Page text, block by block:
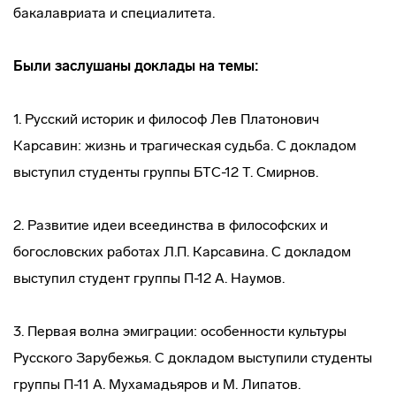
бакалавриата и специалитета.
Были заслушаны доклады на темы:
1. Русский историк и философ Лев Платонович
Карсавин: жизнь и трагическая судьба. С докладом
выступил студенты группы БТС-12 Т. Смирнов.
2. Развитие идеи всеединства в философских и
богословских работах Л.П. Карсавина. С докладом
выступил студент группы П-12 А. Наумов.
3. Первая волна эмиграции: особенности культуры
Русского Зарубежья. С докладом выступили студенты
группы П-11 А. Мухамадьяров и М. Липатов.